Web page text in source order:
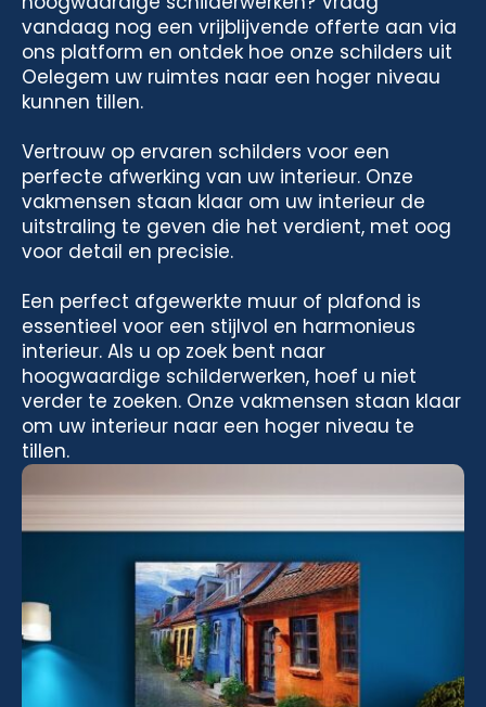
vandaag nog een vrijblijvende offerte aan via
ons platform en ontdek hoe onze schilders uit
Oelegem uw ruimtes naar een hoger niveau
kunnen tillen.
Vertrouw op ervaren schilders voor een
perfecte afwerking van uw interieur. Onze
vakmensen staan klaar om uw interieur de
uitstraling te geven die het verdient, met oog
voor detail en precisie.
Een perfect afgewerkte muur of plafond is
essentieel voor een stijlvol en harmonieus
interieur. Als u op zoek bent naar
hoogwaardige schilderwerken, hoef u niet
verder te zoeken. Onze vakmensen staan klaar
om uw interieur naar een hoger niveau te
tillen.